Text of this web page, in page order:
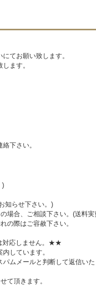
てお願い致します。
ます。
下さい。
)
知らせ下さい。)
場合、ご相談下さい。(送料実
の際はご容赦下さい。
対応しません。★★
しています。
ムメールと判断して返信い
せて頂きます。